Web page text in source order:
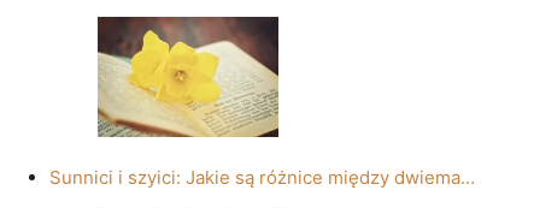
Sunnici i szyici: Jakie są różnice między dwiema…